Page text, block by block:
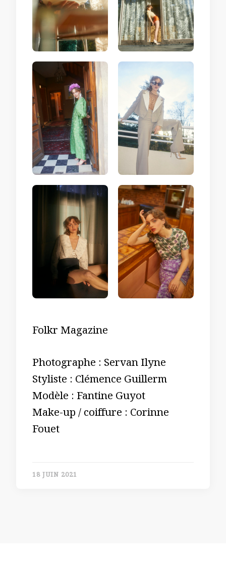
Folkr Magazine
Photographe : Servan Ilyne
Styliste : Clémence Guillerm
Modèle : Fantine Guyot
Make-up / coiffure : Corinne
Fouet
18 JUIN 2021